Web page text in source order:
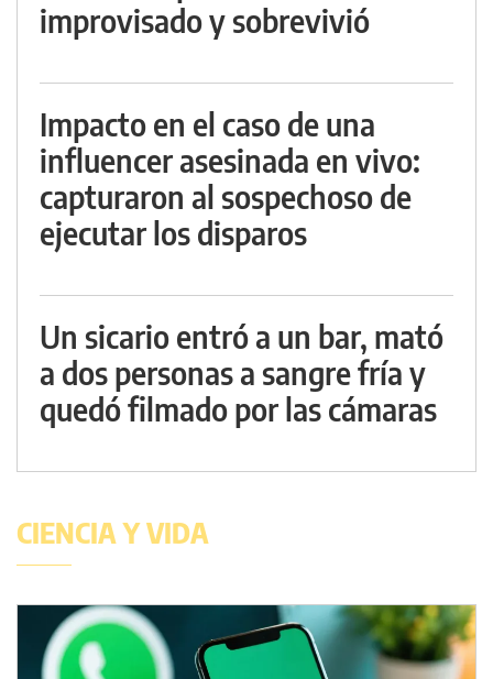
improvisado y sobrevivió
Impacto en el caso de una
influencer asesinada en vivo:
capturaron al sospechoso de
ejecutar los disparos
Un sicario entró a un bar, mató
a dos personas a sangre fría y
quedó filmado por las cámaras
CIENCIA Y VIDA